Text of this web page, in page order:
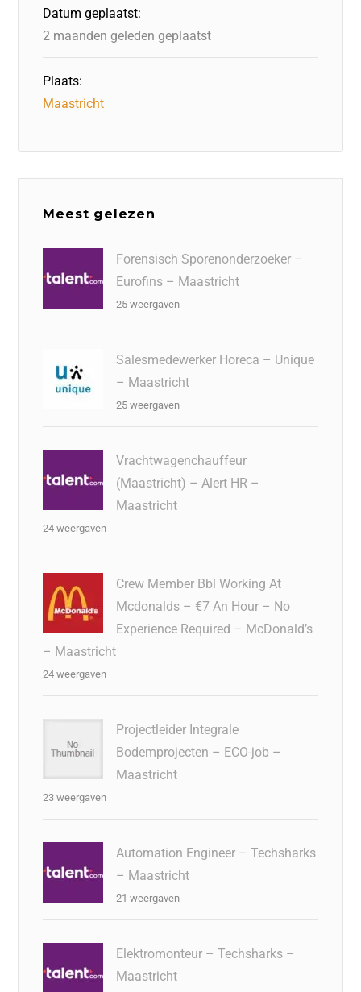
k
Datum geplaatst:
2 maanden geleden geplaatst
Plaats:
Maastricht
Meest gelezen
Forensisch Sporenonderzoeker –
Eurofins – Maastricht
25 weergaven
Salesmedewerker Horeca – Unique
– Maastricht
25 weergaven
Vrachtwagenchauffeur
(Maastricht) – Alert HR –
Maastricht
24 weergaven
Crew Member Bbl Working At
Mcdonalds – €7 An Hour – No
Experience Required – McDonald’s
– Maastricht
24 weergaven
Projectleider Integrale
Bodemprojecten – ECO-job –
Maastricht
23 weergaven
Automation Engineer – Techsharks
– Maastricht
21 weergaven
Elektromonteur – Techsharks –
Maastricht